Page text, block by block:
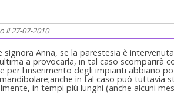
il 27-07-2010
signora Anna, se la parestesia è
a provocarla, in tal caso scomparirà
per l'inserimento degli impianti abbiano
in tal caso può tuttavia
in tempi più lunghi (anche alcuni